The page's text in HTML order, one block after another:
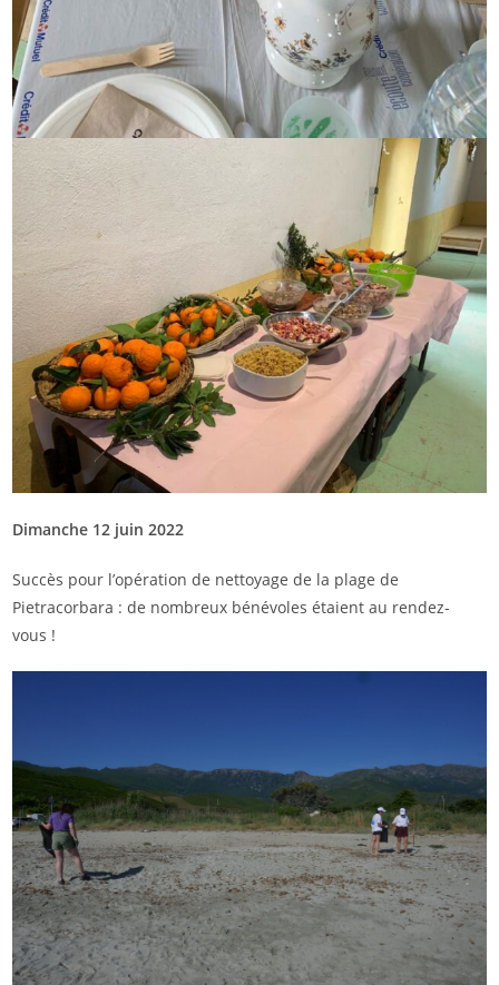
Dimanche 12 juin 2022
Succès pour l’opération de nettoyage de la plage de
Pietracorbara : de nombreux bénévoles étaient au rendez-
vous !